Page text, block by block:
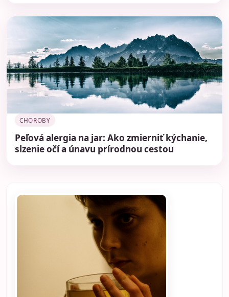
CHOROBY
Peľová alergia na jar: Ako zmierniť kýchanie,
slzenie očí a únavu prírodnou cestou